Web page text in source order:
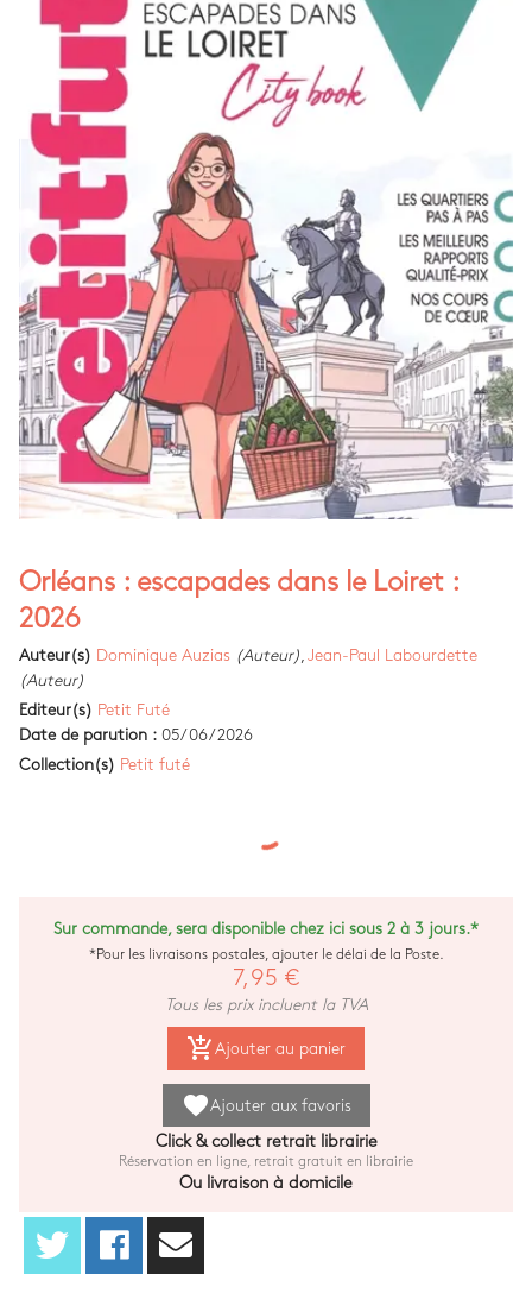
Orléans : escapades dans le Loiret :
2026
Auteur(s) Dominique Auzias (Auteur) Jean-Paul Labourdette
(Auteur)
Editeur(s) Petit Futé
Date de parution : 05/06/2026
Collection(s) Petit futé
Sur commande, sera disponible chez ici sous 2 à 3 jours.*
*Pour les livraisons postales, ajouter le délai de la Poste.
7,95 €
Tous les prix incluent la TVA
add_shopping_cart Ajouter au panier
favoriteAjouter aux favoris
Click & collect retrait librairie
Réservation en ligne, retrait gratuit en librairie
Ou livraison à domicile